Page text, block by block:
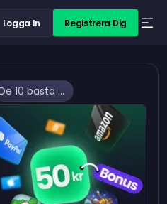
Logga In Registrera Dig
De 10 bästa betalda enkätplattformarna för tonåringar enligt min erfarenhet